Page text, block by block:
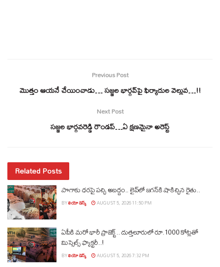
Previous Post
మొత్తం ఆయనే చేయించాడు… సజ్జల భార్గవ్‌పై ఫిర్యాదుల వెల్లువ…!!
Next Post
సజ్జల భార్గవరెడ్డి రౌండప్…ఏ క్షణమైనా అరెస్ట్
Related Posts
పొగాకు ధరపై పచ్చి అబద్దం.. లైవ్‌లో జగన్‌కి షాకిచ్చిన రైతు..
BYలియో డెస్క్ AUGUST 5, 2026 11:50 PM
ఏపీకి మరో భారీ ప్రాజెక్ట్.. దుత్తలూరులో రూ.1000 కోట్లతో
మిస్సైల్స్ ఫ్యాక్టరీ..!
BYలియో డెస్క్ AUGUST 5, 2026 7:32 PM